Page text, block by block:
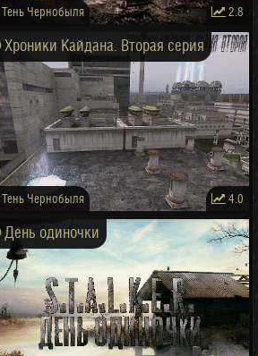
Тень Чернобыля 2.8
Хроники Кайдана. Вторая серия
Тень Чернобыля 4.0
День одиночки